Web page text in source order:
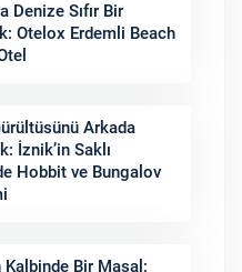
Denize Sıfır Bir
Otelox Erdemli Beach
Arkada
İznik’in Saklı
Hobbit ve Bungalov
Kalbinde Bir Masal: